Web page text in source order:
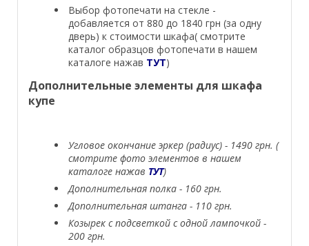
Выбор фотопечати на стекле -
добавляется от 880 до 1840 грн (за одну
дверь) к стоимости шкафа( смотрите
каталог образцов фотопечати в нашем
каталоге нажав ТУТ)
Дополнительные элементы для шкафа
купе
Угловое окончание эркер (радиус) - 1490 грн. (
смотрите фото элементов в нашем
каталоге нажав ТУТ)
Дополнительная полка - 160 грн.
Дополнительная штанга - 110 грн.
Козырек с подсветкой с одной лампочкой -
200 грн.